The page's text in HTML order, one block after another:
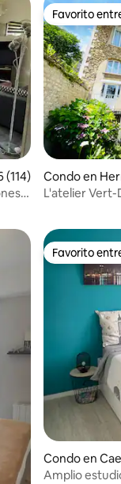
promedio: 4.96
(114)
Favorito
Favorito
Condo en
Mer
L'atelier Vert-
Favorito
Favorito
Condo en
Amplio